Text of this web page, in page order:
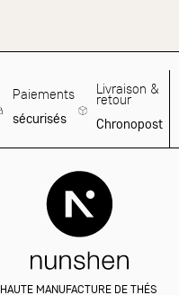
Paiements
sécurisés
Livraison &
retour
Chronopost
HAUTE MANUFACTURE DE THÉS